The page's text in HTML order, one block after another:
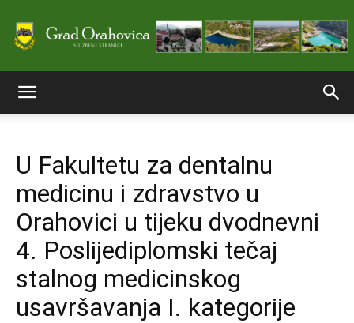
stranice
Grada
Orahovice
U Fakultetu za dentalnu
medicinu i zdravstvo u
Orahovici u tijeku dvodnevni
4. Poslijediplomski tečaj
stalnog medicinskog
usavršavanja I. kategorije